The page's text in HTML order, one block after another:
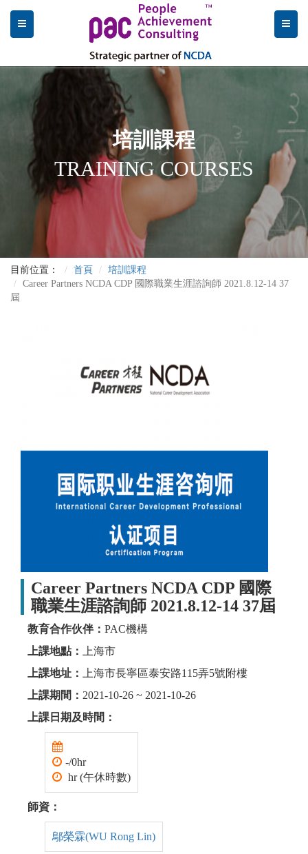
培訓課程
TRAINING COURSES
目前位置： 首頁
培訓課程
Career Partners NCDA CDP 國際職業生涯諮詢師 2021.8.12-14 37
屆
Career Partners NCDA CDP 國際
職業生涯諮詢師 2021.8.12-14 37屆
教育合作伙伴： PAC機構
上課地點：
上海市
上課地址：
上海市長寧區泰安路115弄5號附樓
上課期間： 2021-10-26 ~ 2021-10-26
上課日期及時間：
-/0hr
hr (午休時數)
師資：
鄔榮霖(WU Rong Lin)